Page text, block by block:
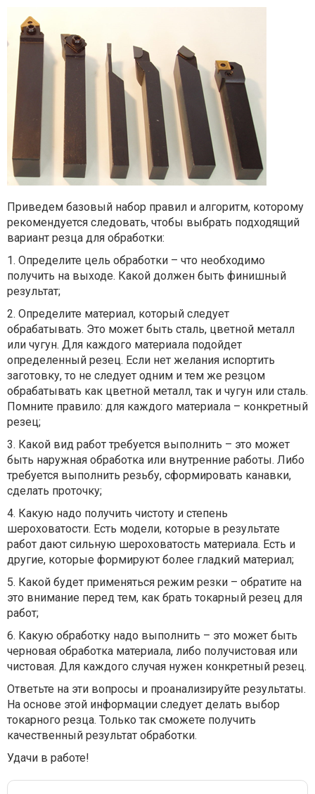
Приведем базовый набор правил и алгоритм, которому
рекомендуется следовать, чтобы выбрать подходящий
вариант резца для обработки:
1. Определите цель обработки – что необходимо
получить на выходе. Какой должен быть финишный
результат;
2. Определите материал, который следует
обрабатывать. Это может быть сталь, цветной металл
или чугун. Для каждого материала подойдет
определенный резец. Если нет желания испортить
заготовку, то не следует одним и тем же резцом
обрабатывать как цветной металл, так и чугун или сталь.
Помните правило: для каждого материала – конкретный
резец;
3. Какой вид работ требуется выполнить – это может
быть наружная обработка или внутренние работы. Либо
требуется выполнить резьбу, сформировать канавки,
сделать проточку;
4. Какую надо получить чистоту и степень
шероховатости. Есть модели, которые в результате
работ дают сильную шероховатость материала. Есть и
другие, которые формируют более гладкий материал;
5. Какой будет применяться режим резки – обратите на
это внимание перед тем, как брать токарный резец для
работ;
6. Какую обработку надо выполнить – это может быть
черновая обработка материала, либо получистовая или
чистовая. Для каждого случая нужен конкретный резец.
Ответьте на эти вопросы и проанализируйте результаты.
На основе этой информации следует делать выбор
токарного резца. Только так сможете получить
качественный результат обработки.
Удачи в работе!